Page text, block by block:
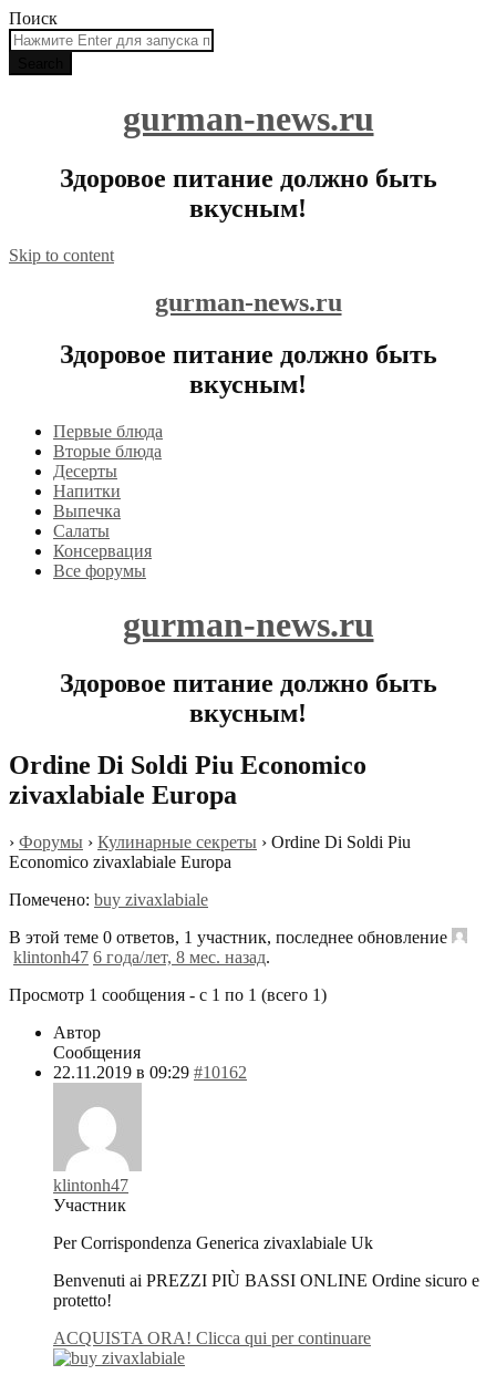
Поиск
gurman-news.ru
Здоровое питание должно быть
вкусным!
Skip to content
gurman-news.ru
Здоровое питание должно быть
вкусным!
Первые блюда
Вторые блюда
Десерты
Напитки
Выпечка
Салаты
Консервация
Все форумы
gurman-news.ru
Здоровое питание должно быть
вкусным!
Ordine Di Soldi Piu Economico
zivaxlabiale Europa
› Форумы › Кулинарные секреты › Ordine Di Soldi Piu
Economico zivaxlabiale Europa
Помечено: buy zivaxlabiale
В этой теме 0 ответов, 1 участник, последнее обновление
klintonh47 6 года/лет, 8 мес. назад.
Просмотр 1 сообщения - с 1 по 1 (всего 1)
Автор
Сообщения
22.11.2019 в 09:29 #10162
klintonh47
Участник
Per Corrispondenza Generica zivaxlabiale Uk
Benvenuti ai PREZZI PIÙ BASSI ONLINE Ordine sicuro e
protetto!
ACQUISTA ORA! Clicca qui per continuare